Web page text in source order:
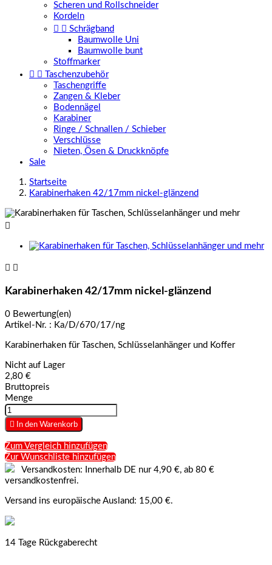
Scheren und Rollschneider
Kordeln
  Schrägband
Baumwolle Uni
Baumwolle bunt
Stoffmarker
 
Taschenzubehör
Taschengriffe
Zangen & Kleber
Bodennägel
Karabiner
Ringe / Schnallen / Schieber
Verschlüsse
Nieten, Ösen & Druckknöpfe
Sale
Startseite
Karabinerhaken 42/17mm nickel-glänzend

 
Karabinerhaken 42/17mm nickel-glänzend
0 Bewertung(en)
Artikel-Nr. : Ka/D/670/17/ng
Karabinerhaken für Taschen, Schlüsselanhänger und Koffer
Nicht auf Lager
2,80 €
Bruttopreis
Menge
 In den Warenkorb
Zum Vergleich hinzufügen
Zur Wunschliste hinzufügen
Versandkosten: Innerhalb DE nur 4,90 €, ab 80 €
versandkostenfrei.
Versand ins europäische Ausland: 15,00 €.
14 Tage Rückgaberecht